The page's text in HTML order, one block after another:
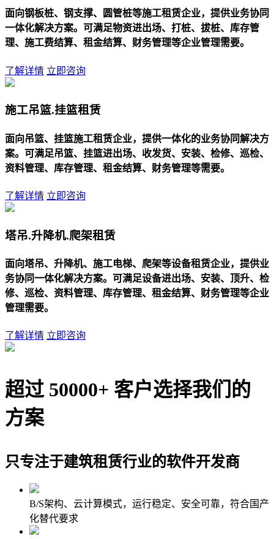
面向钢板桩、钢支撑、圆管桩等施工租赁企业，提供业务协同
一体化解决方案。可满足物资进出场、打桩、拔桩、库存管
理、施工费结算、租金结算、财务管理等企业管理需要。
了解详情 立即咨询
施工吊篮.挂篮租赁
面向吊篮、挂篮施工租赁企业，提供一体化的业务协同解决方
案。可满足吊篮、挂篮进出场、收发货、安装、检修、巡检、
资料管理、库存管理、租金结算、财务管理等需要。
了解详情 立即咨询
塔吊.升降机.爬架租赁
面向塔吊、升降机、施工电梯、爬架等设备租赁企业，提供业
务协同一体化解决方案。可满足设备进出场、安装、顶升、检
修、巡检、资料管理、库存管理、租金结算、财务管理等企业
管理需要。
了解详情 立即咨询
超过 50000+ 客户选择我们的
方案
只专注于建筑租赁行业的软件开发商
B/S架构、云计算模式，运行稳定、安全可靠，符合国产
化替代要求